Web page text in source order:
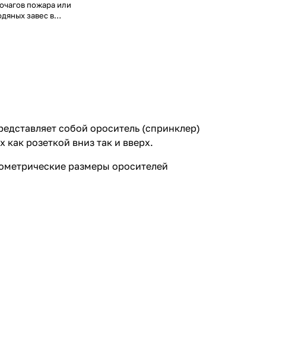
пожара или
завес в
собой ороситель (спринклер)
розеткой вниз так и вверх.
размеры оросителей